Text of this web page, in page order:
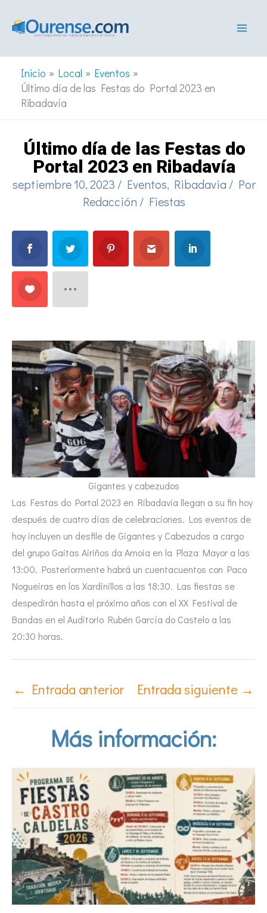
Inicio Local
Eventos
Último día de las Festas do Portal 2023 en
Ribadavía
Último día de las Festas do
Portal 2023 en Ribadavía
septiembre 10, 2023 / Eventos, Ribadavia / Por
Redacción / Fiestas
Gigantes y cabezudos
Las Festas do Portal 2023 en Ribadavia llegan a su fin hoy
después de cuatro días de celebraciones. Los eventos de
hoy incluyen un desfile de Gigantes y Cabezudos a cargo
del grupo Gaitas Airiños da Arnoia en la Plaza Mayor a las
13:00. Posteriormente habrá un cuentacuentos con Paco
Nogueiras en los Xardinillos a las 18:30. Las fiestas se
despedirán hasta el próximo años con el XX Festival de
Bandas en el Auditorio Rubén García do Castelo a las
20:30 horas.
← Entrada anterior Entrada siguiente →
Más información: